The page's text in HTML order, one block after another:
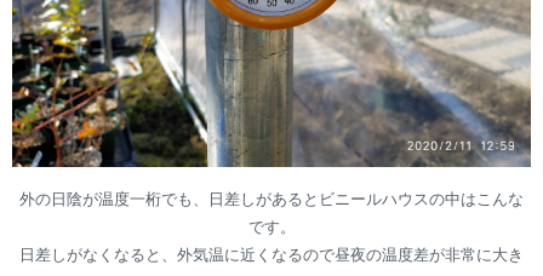
外の日陰が温度一桁でも、日差しがあるとビニールハウスの中はこんな
です。
日差しがなくなると、外気温に近くなるので昼夜の温度差が非常に大き